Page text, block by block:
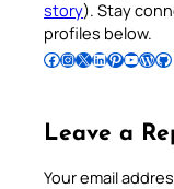
story). Stay
profiles below.
Follow Pradeep on Facebook Follow Pradeep on InstagramFollow Pradeep on X Follow Pradeep on LinkedIn Follow Pradeep on Pinterest Subscribe to Pradeep’s Youtube Channel Follow Pradeep on WordPress Follow Pradeep on GitHub
Leave a
Your email